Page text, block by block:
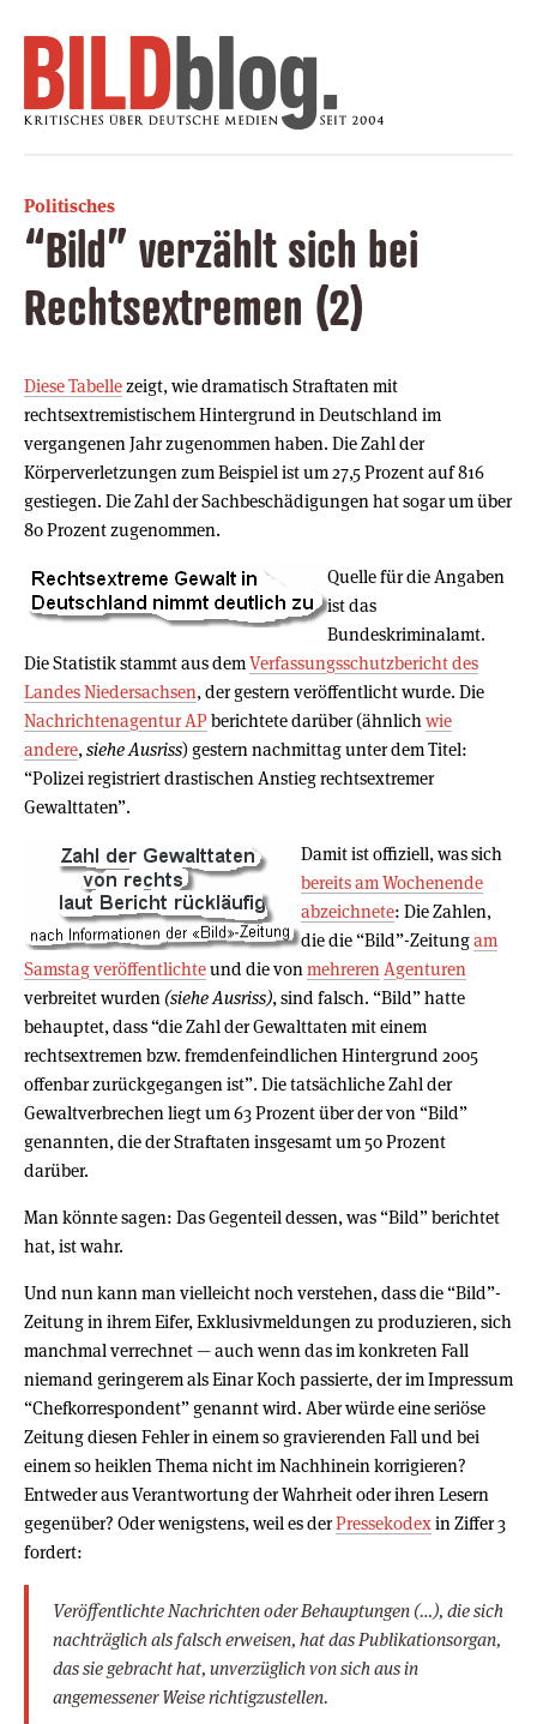
Politisches
“Bild” verzählt sich bei
Rechtsextremen (2)
Diese Tabelle zeigt, wie dramatisch Straftaten mit
rechtsextremistischem Hintergrund in Deutschland im
vergangenen Jahr zugenommen haben. Die Zahl der
Körperverletzungen zum Beispiel ist um 27,5 Prozent auf 816
gestiegen. Die Zahl der Sachbeschädigungen hat sogar um über
80 Prozent zugenommen.
Quelle für die Angaben
ist das
Bundeskriminalamt.
Die Statistik stammt aus demVerfassungsschutzbericht des
Landes Niedersachsen, der gestern veröffentlicht wurde. Die
Nachrichtenagentur APberichtete darüber (ähnlich wie
andere, siehe Ausriss) gestern nachmittag unter dem Titel:
“Polizei registriert drastischen Anstieg rechtsextremer
Gewalttaten”.
Damit ist offiziell, was sich
bereits am Wochenende
abzeichnete: Die Zahlen,
die die “Bild”-Zeitungam
Samstag veröffentlichteund die von mehreren Agenturen
verbreitet wurden (siehe Ausriss), sind falsch. “Bild” hatte
behauptet, dass “die Zahl der Gewalttaten mit einem
rechtsextremen bzw. fremdenfeindlichen Hintergrund 2005
offenbar zurückgegangen ist”. Die tatsächliche Zahl der
Gewaltverbrechen liegt um 63 Prozent über der von “Bild”
genannten, die der Straftaten insgesamt um 50 Prozent
darüber.
Man könnte sagen: Das Gegenteil dessen, was “Bild” berichtet
hat, ist wahr.
Und nun kann man vielleicht noch verstehen, dass die “Bild”-
Zeitung in ihrem Eifer, Exklusivmeldungen zu produzieren, sich
manchmal verrechnet — auch wenn das im konkreten Fall
niemand geringerem als Einar Koch passierte, der im Impressum
“Chefkorrespondent” genannt wird. Aber würde eine seriöse
Zeitung diesen Fehler in einem so gravierenden Fall und bei
einem so heiklen Thema nicht im Nachhinein korrigieren?
Entweder aus Verantwortung der Wahrheit oder ihren Lesern
gegenüber? Oder wenigstens, weil es derPressekodexin Ziffer 3
fordert:
Veröffentlichte Nachrichten oder Behauptungen (…), die sich
nachträglich als falsch erweisen, hat das Publikationsorgan,
das sie gebracht hat, unverzüglich von sich aus in
angemessener Weise richtigzustellen.